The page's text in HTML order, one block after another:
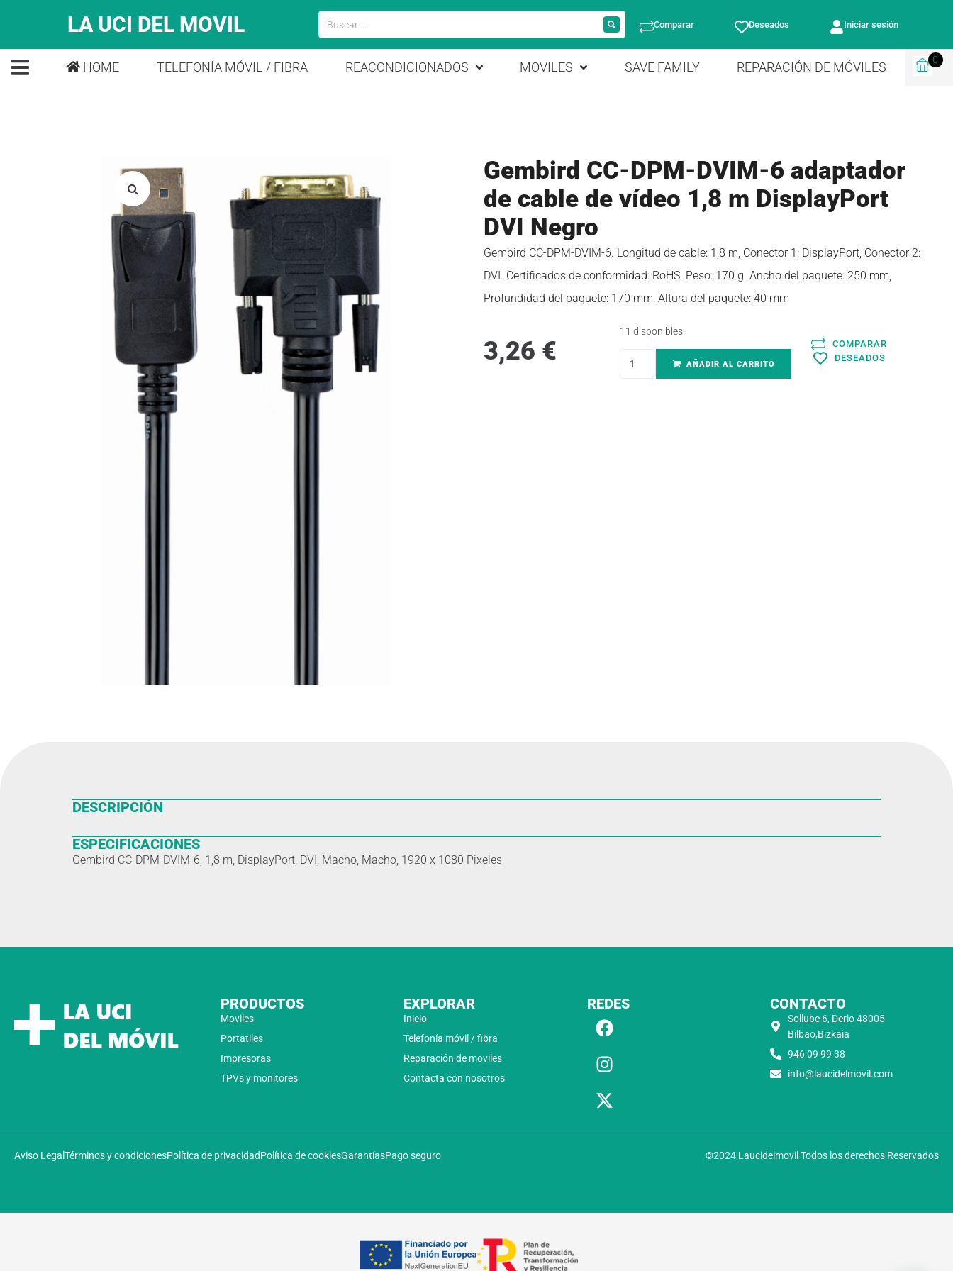
LA UCI DEL MOVIL Comparar Deseados Iniciar sesión
HOME TELEFONÍA MÓVIL / FIBRA REACONDICIONADOS MOVILES SAVE FAMILY REPARACIÓN DE MÓVILES
0
Gembird CC-DPM-DVIM-6 adaptador
de cable de vídeo 1,8 m DisplayPort
DVI Negro
Gembird CC-DPM-DVIM-6. Longitud de cable: 1,8 m, Conector 1: DisplayPort, Conector 2:
DVI. Certificados de conformidad: RoHS. Peso: 170 g. Ancho del paquete: 250 mm,
Profundidad del paquete: 170 mm, Altura del paquete: 40 mm
3,26 €
11 disponibles
AÑADIR AL CARRITO
COMPARAR
DESEADOS
DESCRIPCIÓN
ESPECIFICACIONES
Gembird CC-DPM-DVIM-6, 1,8 m, DisplayPort, DVI, Macho, Macho, 1920 x 1080 Pixeles
PRODUCTOS
Moviles
Portatiles
Impresoras
TPVs y monitores
EXPLORAR
Inicio
Telefonía móvil / fibra
Reparación de moviles
Contacta con nosotros
REDES CONTACTO
Sollube 6, Derio 48005
Bilbao,Bizkaia
946 09 99 38
info@laucidelmovil.com
Aviso Legal Términos y condicionesPolítica de privacidadPolítica de cookiesGarantíasPago seguro ©2024 Laucidelmovil Todos los derechos Reservados